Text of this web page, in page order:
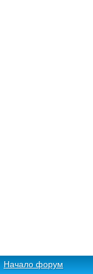
Начало форум